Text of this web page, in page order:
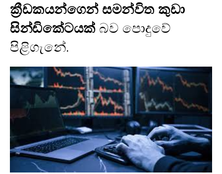
ක්‍රීඩකයන්ගෙන් සමන්විත කුඩා
සින්ඩිකේටයක්බව පොදුවේ
පිළිගැනේ.